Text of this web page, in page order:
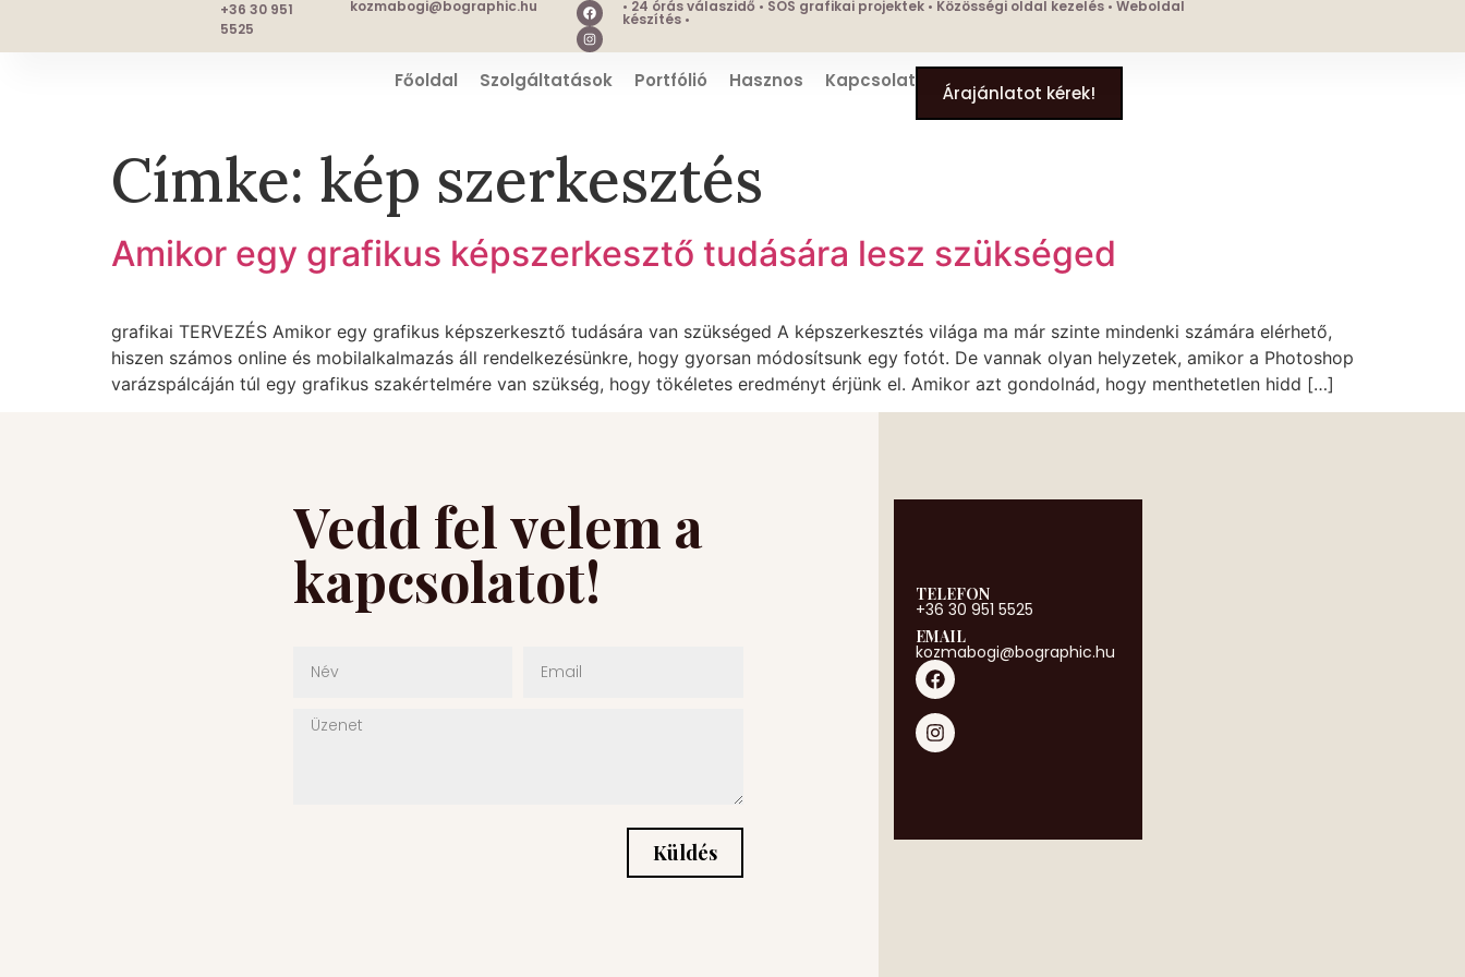
+36 30 951
5525
kozmabogi@bographic.hu • 24 órás válaszidő • SOS grafikai projektek • Közösségi oldal kezelés • Weboldal
készítés •
Főoldal Szolgáltatások Portfólió Hasznos Kapcsolat
Árajánlatot kérek!
Címke: kép szerkesztés
Amikor egy grafikus képszerkesztő tudására lesz szükséged
grafikai TERVEZÉS Amikor egy grafikus képszerkesztő tudására van szükséged A képszerkesztés világa ma már szinte mindenki számára elérhető,
hiszen számos online és mobilalkalmazás áll rendelkezésünkre, hogy gyorsan módosítsunk egy fotót. De vannak olyan helyzetek, amikor a Photoshop
varázspálcáján túl egy grafikus szakértelmére van szükség, hogy tökéletes eredményt érjünk el. Amikor azt gondolnád, hogy menthetetlen hidd […]
Vedd fel velem a
kapcsolatot!
Küldés
TELEFON
+36 30 951 5525
EMAIL
kozmabogi@bographic.hu